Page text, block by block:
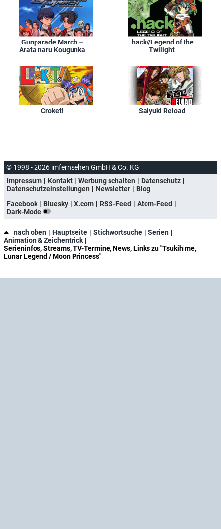
Gunparade March –
Arata naru Kougunka
.hack//Legend of the
Twilight
Croket! Saiyuki Reload
© 1998 - 2026 imfernsehen GmbH & Co. KG
Impressum
Kontakt Werbung schalten
Datenschutz
Datenschutzeinstellungen
Newsletter
Blog
Facebook
Bluesky X.com RSS-Feed
Atom-Feed
Dark-Mode
nach oben Hauptseite Stichwortsuche
Serien
Animation & Zeichentrick
Serieninfos, Streams, TV-Termine, News, Links zu "Tsukihime,
Lunar Legend / Moon Princess"